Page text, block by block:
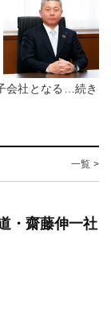
会社となる…続き
一覧 >
・齋藤伸一社